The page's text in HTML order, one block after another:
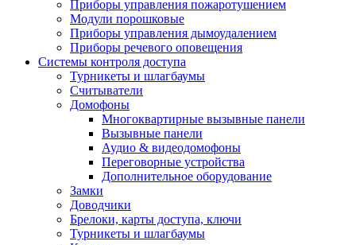
Приборы управления пожаротушением
Модули порошковые
Приборы управления дымоудалением
Приборы речевого оповещения
Системы контроля доступа
Турникеты и шлагбаумы
Cчитыватели
Домофоны
Многоквартирные вызывные панели
Вызывные панели
Аудио & видеодомофоны
Переговорные устройства
Дополнительное оборудование
Замки
Доводчики
Брелоки, карты доступа, ключи
Турникеты и шлагбаумы